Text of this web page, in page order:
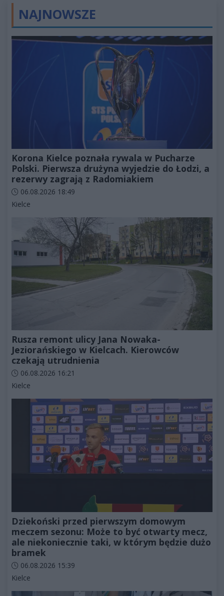
NAJNOWSZE
Korona Kielce poznała rywala w Pucharze
Polski. Pierwsza drużyna wyjedzie do Łodzi, a
rezerwy zagrają z Radomiakiem
Data dodania artykułu:
06.08.2026 18:49
Kategorie artykułu:
Kielce
Rusza remont ulicy Jana Nowaka-
Jeziorańskiego w Kielcach. Kierowców
czekają utrudnienia
Data dodania artykułu:
06.08.2026 16:21
Kategorie artykułu:
Kielce
Dziekoński przed pierwszym domowym
meczem sezonu: Może to być otwarty mecz,
ale niekoniecznie taki, w którym będzie dużo
bramek
Data dodania artykułu:
06.08.2026 15:39
Kategorie artykułu:
Kielce